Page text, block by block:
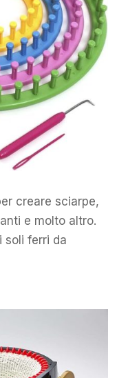
creare sciarpe,
e molto altro.
soli ferri da